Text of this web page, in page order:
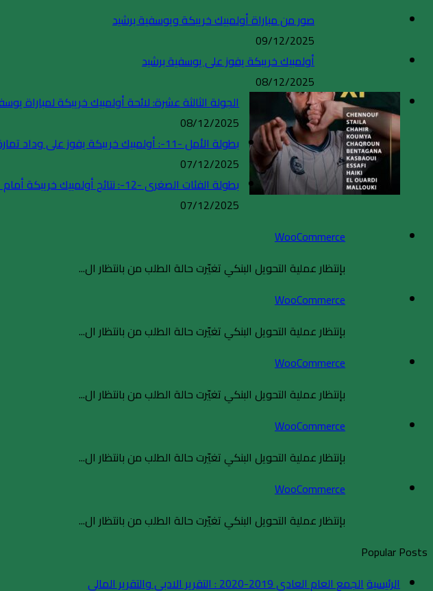
صور من مباراة أولمبيك خريبكة ويوسفية برشيد
09/12/2025
أولمبيك خريبكة يفوز على يوسفية برشيد
08/12/2025
الجولة الثالثة عشرة: لائحة أولمبيك خريبكة لمباراة
08/12/2025
بطولة الأمل -11-: أولمبيك خريبكة يفوز على وداد تمارة
07/12/2025
بطولة الفئات الصغرى -12-: نتائج أولمبيك خريبكة أمام اتحاد أبي الجعد
07/12/2025
WooCommerce
بإنتظار عملية التحويل البنكي تغيّرت حالة الطلب من بانتظار ال...
WooCommerce
بإنتظار عملية التحويل البنكي تغيّرت حالة الطلب من بانتظار ال...
WooCommerce
بإنتظار عملية التحويل البنكي تغيّرت حالة الطلب من بانتظار ال...
WooCommerce
بإنتظار عملية التحويل البنكي تغيّرت حالة الطلب من بانتظار ال...
WooCommerce
بإنتظار عملية التحويل البنكي تغيّرت حالة الطلب من بانتظار ال...
Popular Posts
الرئيسيةالجمع العام العادي 2019-2020 : التقرير الادبي والتقرير المالي